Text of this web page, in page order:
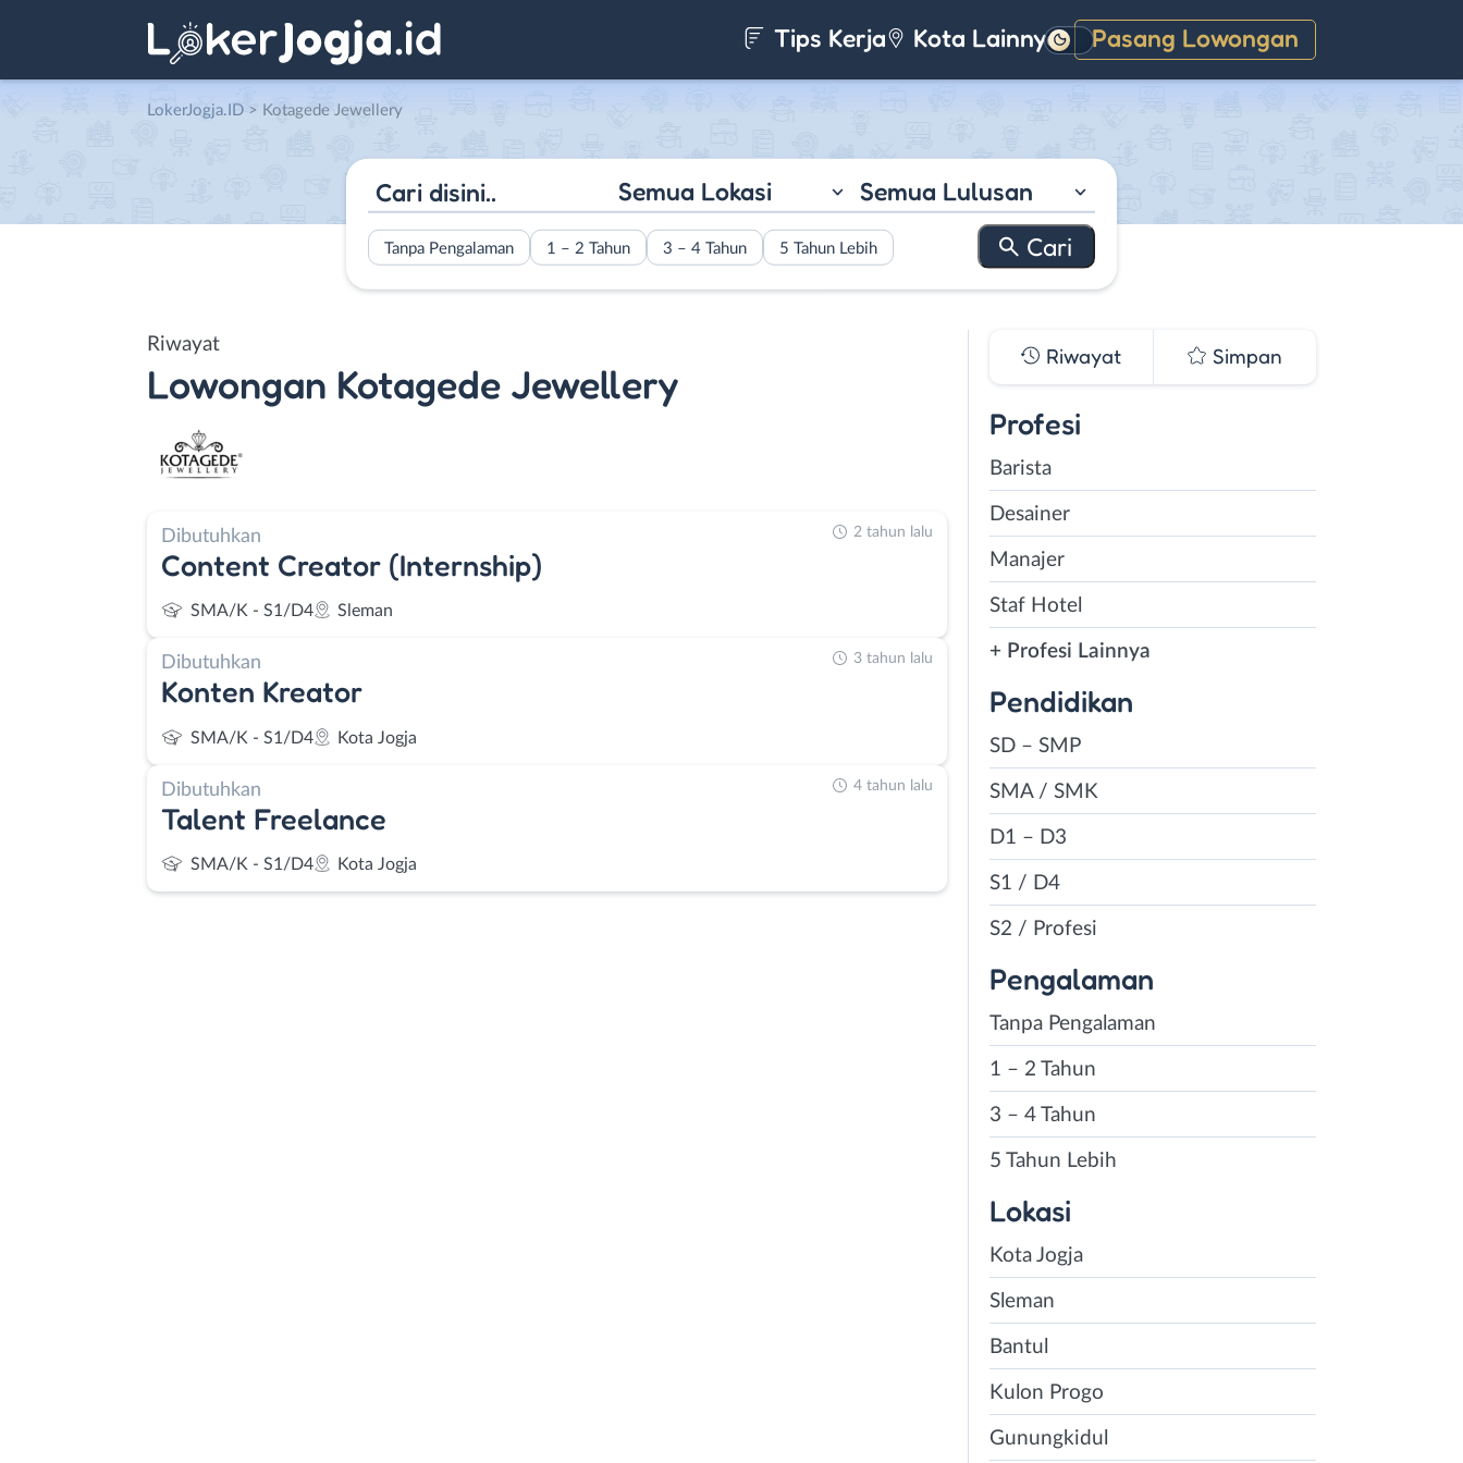
Tips Kerja Kota Lainnya Pasang Lowongan
Gelap
LokerJogja.ID > Kotagede Jewellery
Semua Lokasi Semua Lulusan
Tanpa Pengalaman 1 – 2 Tahun 3 – 4 Tahun 5 Tahun Lebih
Riwayat
Lowongan Kotagede Jewellery
Dibutuhkan
Content Creator (Internship)
SMA/K - S1/D4 Sleman
2 tahun lalu
Dibutuhkan
Konten Kreator
SMA/K - S1/D4 Kota Jogja
3 tahun lalu
Dibutuhkan
Talent Freelance
SMA/K - S1/D4 Kota Jogja
4 tahun lalu
Riwayat Simpan
Profesi
Barista
Desainer
Manajer
Staf Hotel
+ Profesi Lainnya
Pendidikan
SD – SMP
SMA / SMK
D1 – D3
S1 / D4
S2 / Profesi
Pengalaman
Tanpa Pengalaman
1 – 2 Tahun
3 – 4 Tahun
5 Tahun Lebih
Lokasi
Kota Jogja
Sleman
Bantul
Kulon Progo
Gunungkidul